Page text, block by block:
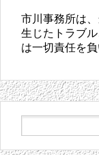
市川事務所は
生じたトラブ
は一切責任を